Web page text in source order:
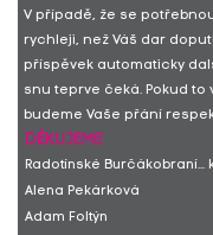
V případě, že se
rychleji, než Váš dar
příspěvek automaticky
snu teprve čeká. Pokud
budeme Vaše přání
DĚKUJEME
Radotínské
Alena Pekárková
Adam Foltýn